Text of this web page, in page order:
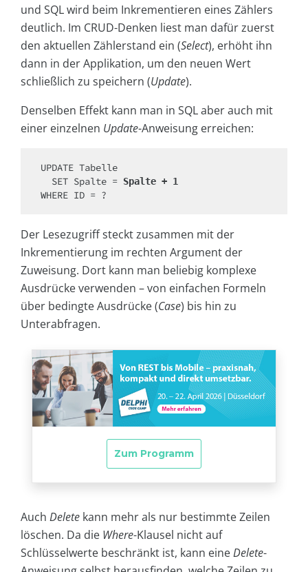
und SQL wird beim Inkrementieren eines Zählers
deutlich. Im CRUD-Denken liest man dafür zuerst
den aktuellen Zählerstand ein (Select), erhöht ihn
dann in der Applikation, um den neuen Wert
schließlich zu speichern (Update).
Denselben Effekt kann man in SQL aber auch mit
einer einzelnen Update-Anweisung erreichen:
UPDATE Tabelle
  SET Spalte =
Spalte + 1
WHERE ID = ?
Der Lesezugriff steckt zusammen mit der
Inkrementierung im rechten Argument der
Zuweisung. Dort kann man beliebig komplexe
Ausdrücke verwenden – von einfachen Formeln
über bedingte Ausdrücke (Case) bis hin zu
Unterabfragen.
Auch Delete kann mehr als nur bestimmte Zeilen
löschen. Da die Where-Klausel nicht auf
Schlüsselwerte beschränkt ist, kann eineDelete-